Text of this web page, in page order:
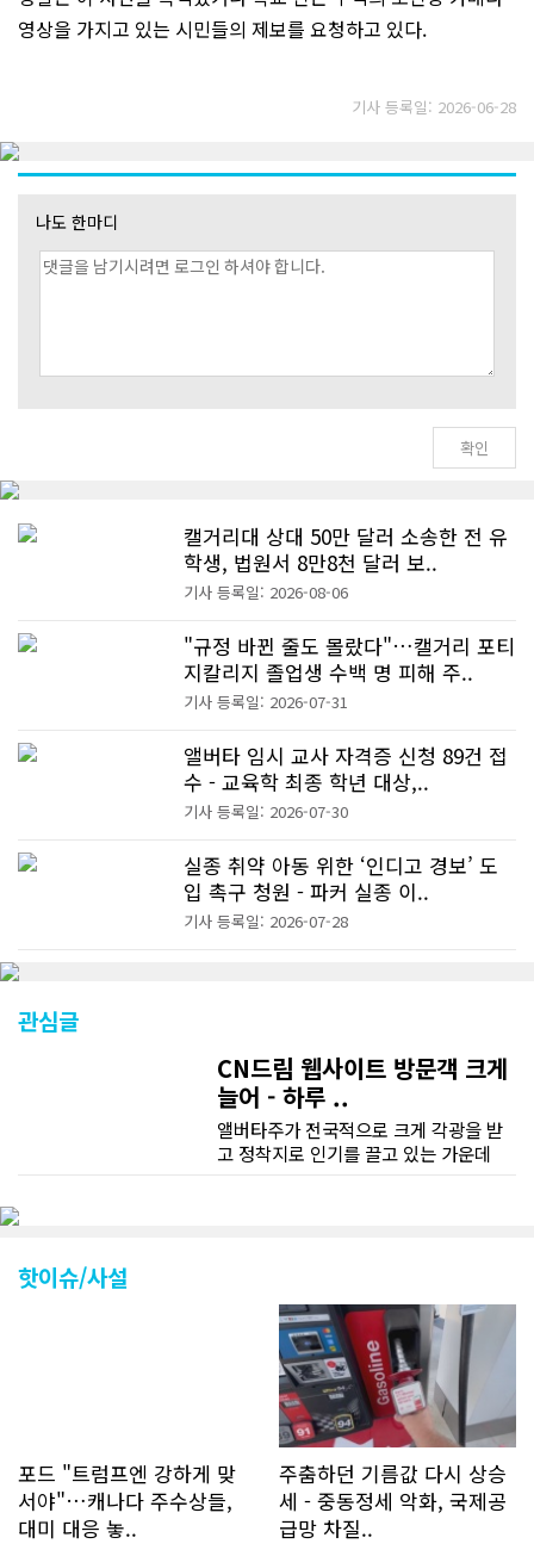
영상을 가지고 있는 시민들의 제보를 요청하고 있다.
기사 등록일: 2026-06-28
나도 한마디
캘거리대 상대 50만 달러 소송한 전 유
학생, 법원서 8만8천 달러 보..
기사 등록일: 2026-08-06
"규정 바뀐 줄도 몰랐다"…캘거리 포티
지칼리지 졸업생 수백 명 피해 주..
기사 등록일: 2026-07-31
앨버타 임시 교사 자격증 신청 89건 접
수 - 교육학 최종 학년 대상,..
기사 등록일: 2026-07-30
실종 취약 아동 위한 ‘인디고 경보’ 도
입 촉구 청원 - 파커 실종 이..
기사 등록일: 2026-07-28
관심글
CN드림 웹사이트 방문객 크게
늘어 - 하루 ..
앨버타주가 전국적으로 크게 각광을 받
고 정착지로 인기를 끌고 있는 가운데
명에 달하며 133만건 조회수를 기록했
다. 1인당 방문수는 한달 32.25회이며
하루 평균 1.1회에 달해 거의 매일 본지
를 접속하고 있는 것으로 조사됐다. 한편
신규 회원 가입자수는 2~3년 전까지는
하루 평균 7명 정도였으나 최근 2~3월
에는 크게 늘어 하루 평균 11명에 달해
60% 증가했는데 (년간 4천명) 신규 가
입자의 절반 정도는 타주에서 이주를 검
토하고 있거나 갓 이주한 회원들로 나타
핫이슈/사설
포드 "트럼프엔 강하게 맞
서야"…캐나다 주수상들,
대미 대응 놓..
주춤하던 기름값 다시 상승
세 - 중동정세 악화, 국제공
급망 차질..